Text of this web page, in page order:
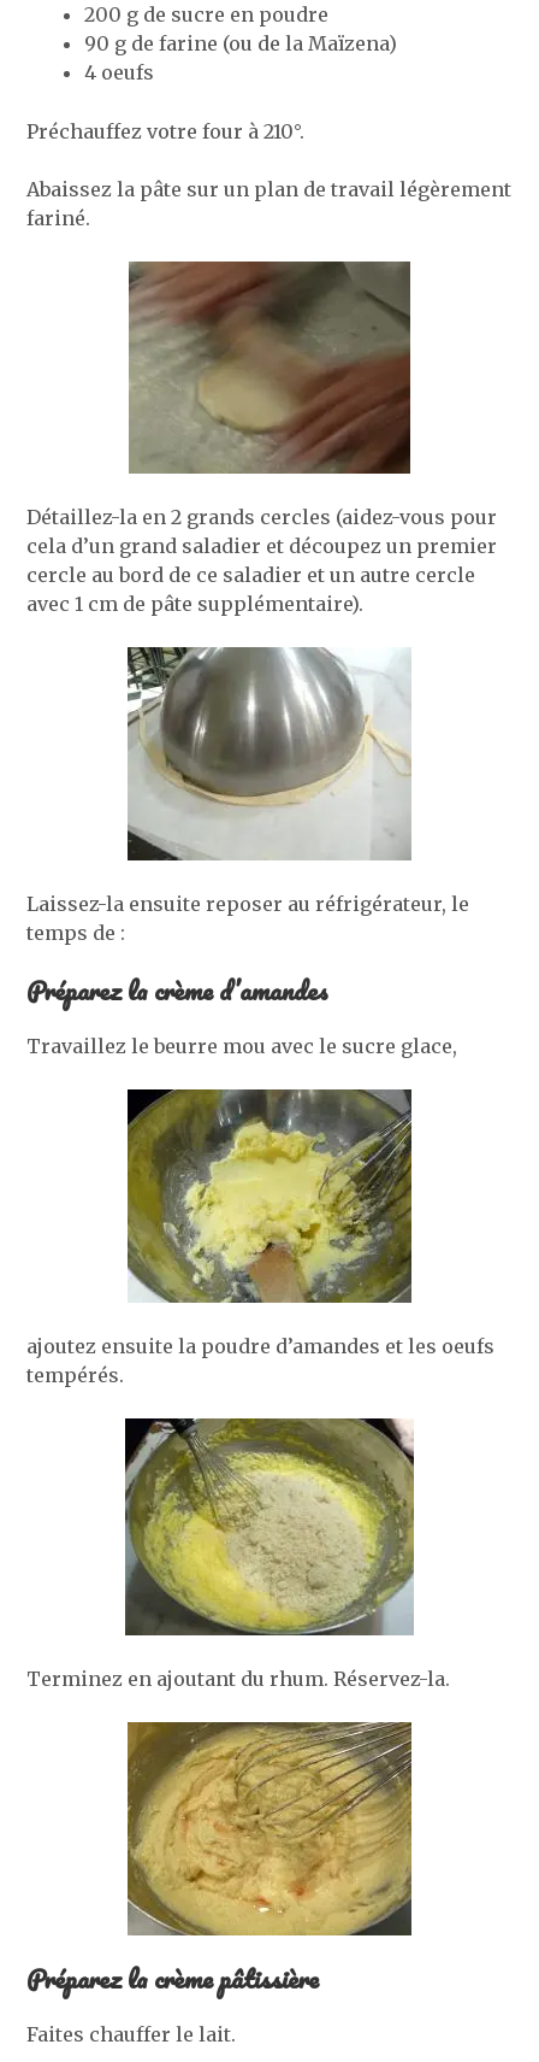
200 g de sucre en poudre
90 g de farine (ou de la Maïzena)
4 oeufs
Préchauffez votre four à 210°.
Abaissez la pâte sur un plan de travail légèrement
fariné.
Détaillez-la en 2 grands cercles (aidez-vous pour
cela d’un grand saladier et découpez un premier
cercle au bord de ce saladier et un autre cercle
avec 1 cm de pâte supplémentaire).
Laissez-la ensuite reposer au réfrigérateur, le
temps de :
Préparez la crème d’amandes
Travaillez le beurre mou avec le sucre glace,
ajoutez ensuite la poudre d’amandes et les oeufs
tempérés.
Terminez en ajoutant du rhum. Réservez-la.
Préparez la crème pâtissière
Faites chauffer le lait.